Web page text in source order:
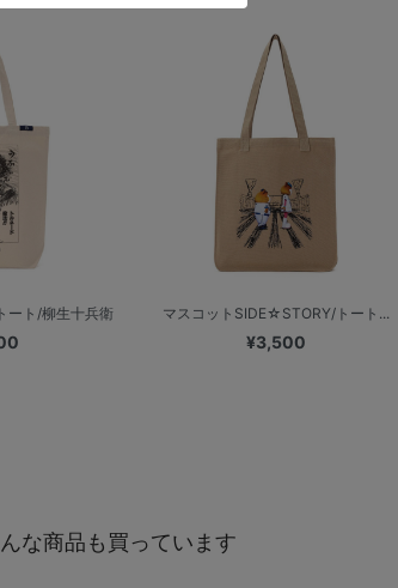
ート/柳生十兵衛 マスコットSIDE☆STORY/トート...
¥3,500
な商品も買っています